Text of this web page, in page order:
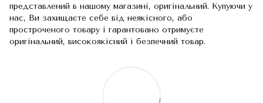
представлений в нашому магазині, оригінальний. Купуючи у
нас, Ви захищаєте себе від неякісного, або
простроченого товару і гарантовано отримуєте
оригінальний, високоякісний і безпечний товар.